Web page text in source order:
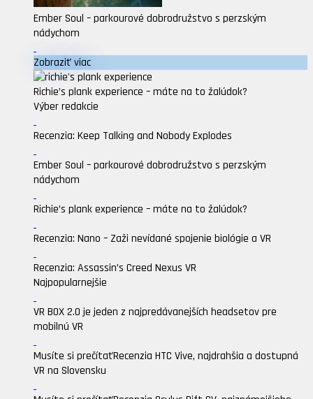
Ember Soul – parkourové dobrodružstvo s perzským
nádychom
Zobraziť viac
Richie’s plank experience – máte na to žalúdok?
Výber redakcie
Recenzia: Keep Talking and Nobody Explodes
Ember Soul – parkourové dobrodružstvo s perzským
nádychom
Richie’s plank experience – máte na to žalúdok?
Recenzia: Nano – Zaži nevídané spojenie biológie a VR
Recenzia: Assassin’s Creed Nexus VR
Najpopularnejšie
VR BOX 2.0 je jeden z najpredávanejších headsetov pre
mobilnú VR
Musíte si prečítaťRecenzia HTC Vive, najdrahšia a dostupná
VR na Slovensku